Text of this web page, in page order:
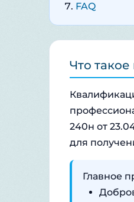
FAQ
Что
240н от
для
Главное